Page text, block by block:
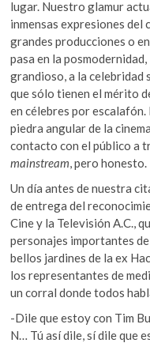
lugar. Nuestro glamur
inmensas expresiones del
grandes producciones o
pasa en la
grandioso, a la celebridad
que sólo tienen el mérito
en célebres por
piedra angular de la
contacto con el público a
mainstream, pero honesto.
Un día antes de nuestra
de entrega del
Cine y la Televisión A.C.,
personajes importantes
bellos jardines de la ex
los representantes de
un corral donde todos
-Dile que estoy con Tim
N… Tú así dile, sí dile que